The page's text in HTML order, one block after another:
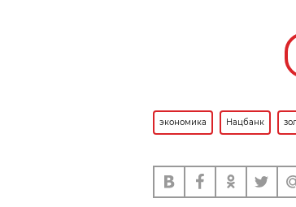
экономика Нацбанк